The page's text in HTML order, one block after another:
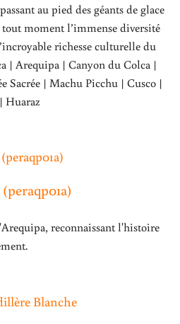
au pied des géants de glace
moment l’immense diversité
richesse culturelle du
| Arequipa | Canyon du Colca |
Sacrée | Machu Picchu | Cusco |
Huaraz
reconnaissant l'histoire